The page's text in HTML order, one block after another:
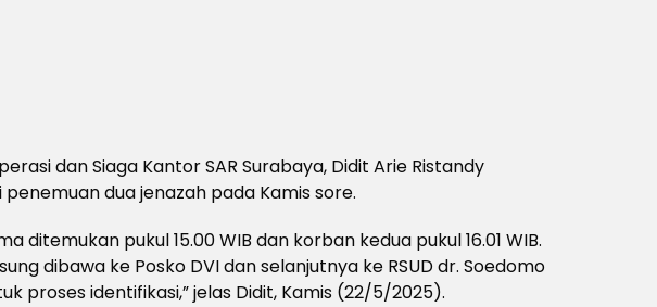
dan Siaga Kantor SAR Surabaya, Didit Arie Ristandy
dua jenazah pada Kamis sore.
ditemukan pukul 15.00 WIB dan korban kedua pukul 16.01 WIB.
dibawa ke Posko DVI dan selanjutnya ke RSUD dr. Soedomo
proses identifikasi,” jelas Didit, Kamis (22/5/2025).